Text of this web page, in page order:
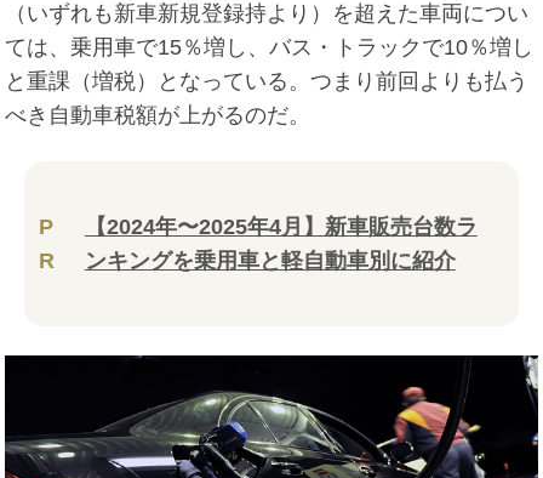
（いずれも新車新規登録持より）を超えた車両につい
ては、乗用車で15％増し、バス・トラックで10％増し
と重課（増税）となっている。つまり前回よりも払う
べき自動車税額が上がるのだ。
P
R
【2024年〜2025年4月】新車販売台数ラ
ンキングを乗用車と軽自動車別に紹介